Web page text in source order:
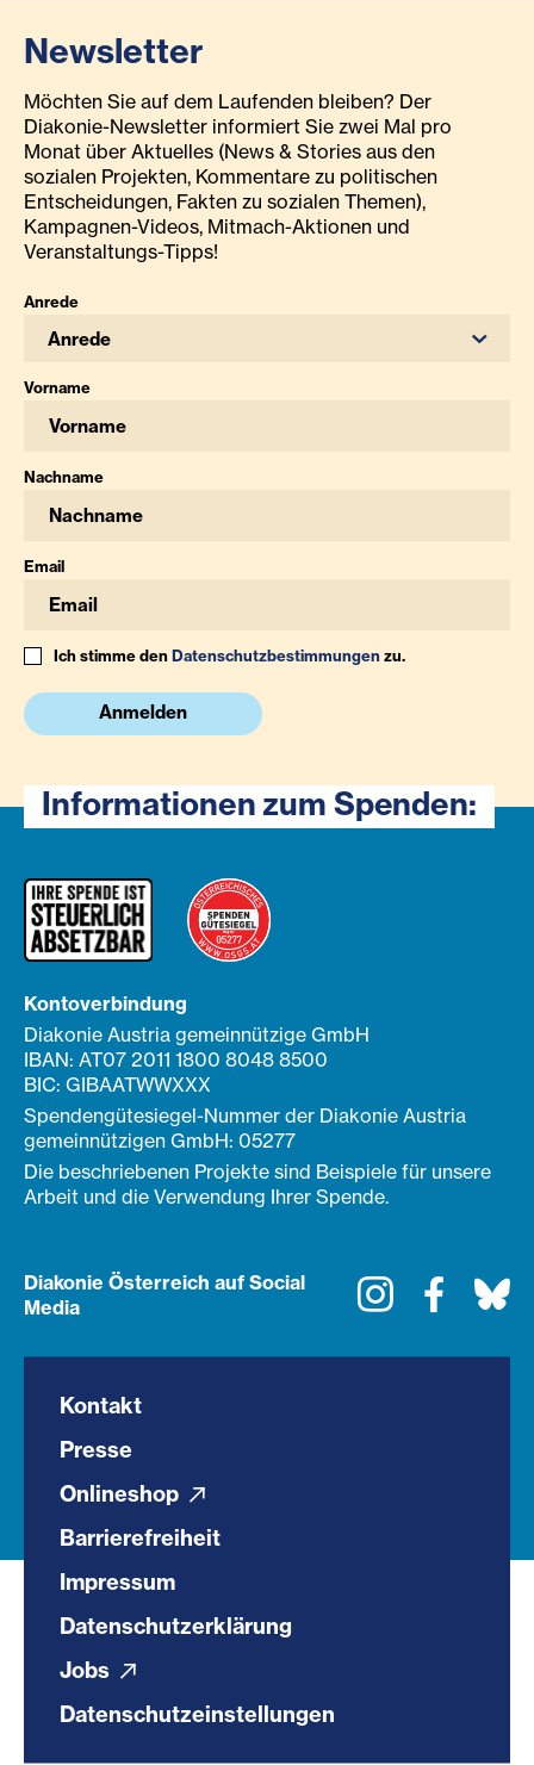
Newsletter
Möchten Sie auf dem Laufenden bleiben? Der
Diakonie-Newsletter informiert Sie zwei Mal pro
Monat über Aktuelles (News & Stories aus den
sozialen Projekten, Kommentare zu politischen
Entscheidungen, Fakten zu sozialen Themen),
Kampagnen-Videos, Mitmach-Aktionen und
Veranstaltungs-Tipps!
Anrede
Anrede
Vorname
Nachname
Email
Ich stimme denDatenschutzbestimmungenzu.
Anmelden
Informationen zum Spenden:
Kontoverbindung
Diakonie Austria gemeinnützige GmbH
IBAN: AT07 2011 1800 8048 8500
BIC: GIBAATWWXXX
Spendengütesiegel-Nummer der Diakonie Austria
gemeinnützigen GmbH: 05277
Die beschriebenen Projekte sind Beispiele für unsere
Arbeit und die Verwendung Ihrer Spende.
Diakonie Österreich auf Social
Media
Instagram
Kontakt
Presse
Onlineshop
Barrierefreiheit
Impressum
Datenschutzerklärung
Jobs
Datenschutzeinstellungen